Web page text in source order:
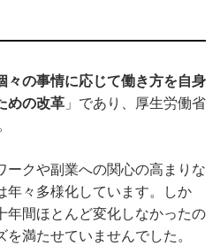
々の事情に応じて働き方を自身
めの改革 」であり、厚生労働省
ークや副業への関心の高まりな
年々多様化しています。しか
年間ほとんど変化しなかったの
満たせていませんでした。